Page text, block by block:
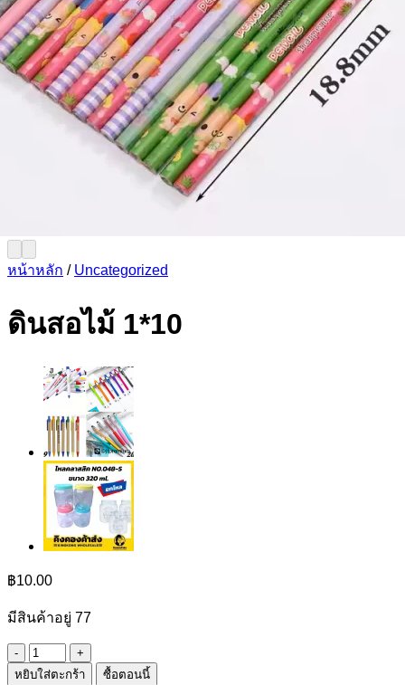
หน้าหลัก / Uncategorized
ดินสอไม้ 1*10
฿10.00
มีสินค้าอยู่ 77
จำนวน
ดินสอ
หยิบใส่ตะกร้า ซื้อตอนนี้